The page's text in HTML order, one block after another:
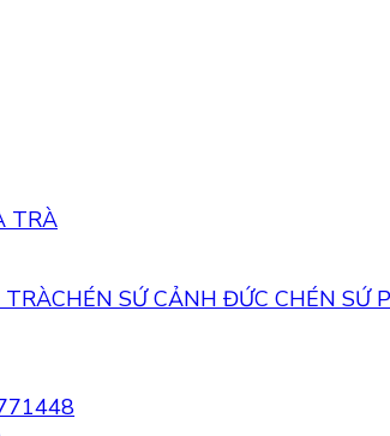
TRÀ
TRÀCHÉN SỨ CẢNH ĐỨC CHÉN SỨ